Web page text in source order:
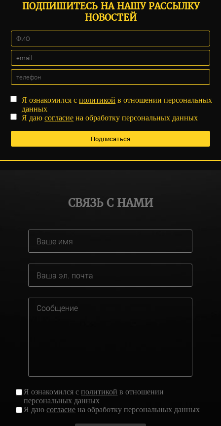
ПОДПИШИТЕСЬ НА НАШУ РАССЫЛКУ
НОВОСТЕЙ
Я ознакомился сполитикой в отношении персональных
данных
Я даюсогласие на обработку персональных данных
СВЯЗЬ С НАМИ
Я ознакомился сполитикой в отношении
персональных данных
Я даюсогласие на обработку персональных данных